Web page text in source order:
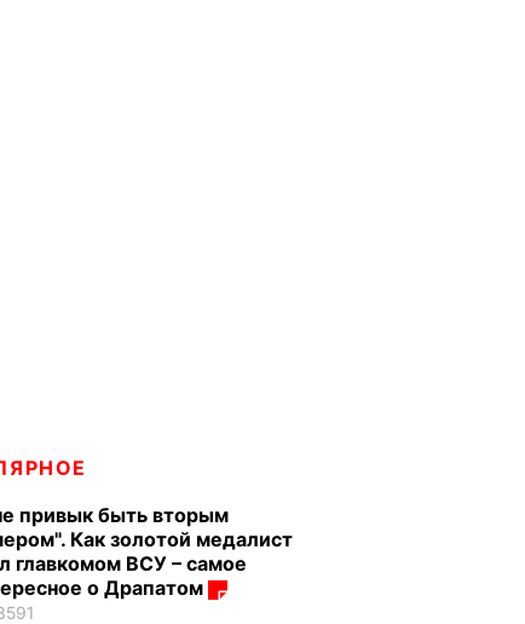
привык быть вторым
Как золотой медалист
главкомом ВСУ – самое
о Драпатом